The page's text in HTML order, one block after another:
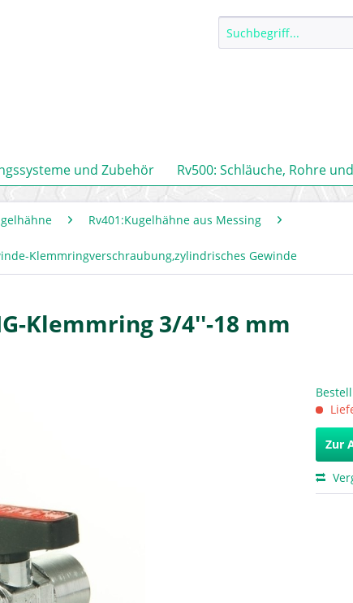
und Zubehör Rv500: Schläuche, Rohre
Rv401:Kugelhähne aus Messing
Klemmringverschraubung,zylindrisches Gewinde
Klemmring 3/4''-18 mm
Zur